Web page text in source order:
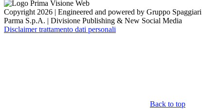
Copyright 2026 | Engineered and powered by Gruppo Spaggiari
Parma S.p.A. | Divisione Publishing & New Social Media
Disclaimer trattamento dati personali
Back to top